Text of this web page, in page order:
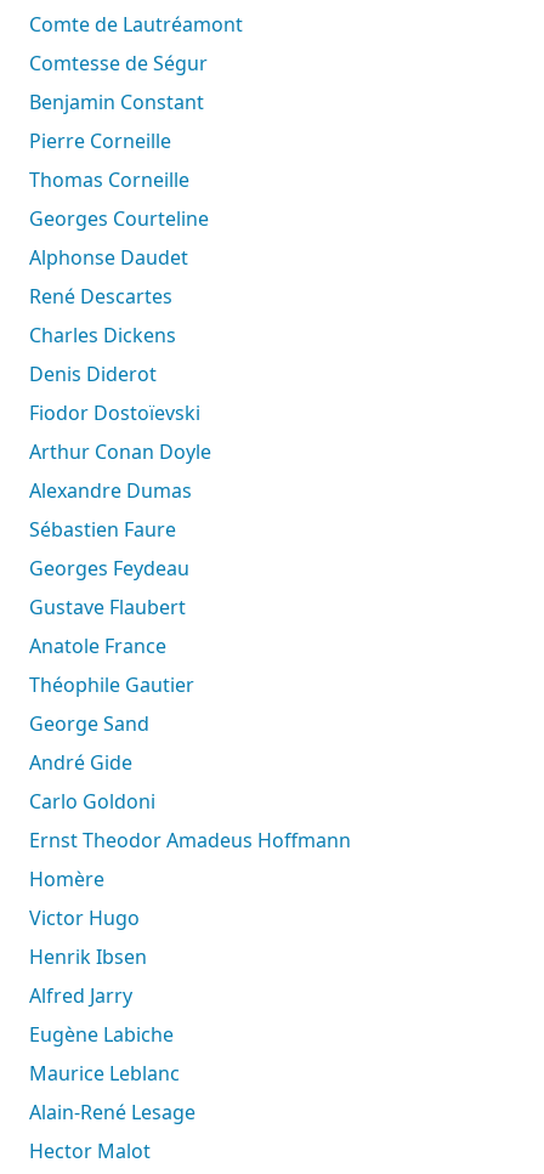
Comte de Lautréamont
Comtesse de Ségur
Benjamin Constant
Pierre Corneille
Thomas Corneille
Georges Courteline
Alphonse Daudet
René Descartes
Charles Dickens
Denis Diderot
Fiodor Dostoïevski
Arthur Conan Doyle
Alexandre Dumas
Sébastien Faure
Georges Feydeau
Gustave Flaubert
Anatole France
Théophile Gautier
George Sand
André Gide
Carlo Goldoni
Ernst Theodor Amadeus Hoffmann
Homère
Victor Hugo
Henrik Ibsen
Alfred Jarry
Eugène Labiche
Maurice Leblanc
Alain-René Lesage
Hector Malot